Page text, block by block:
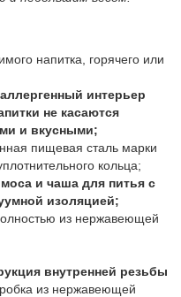
напитка, горячего или
интерьер
не касаются
и вкусными;
пищевая сталь марки
кольца;
и чаша для питья с
изоляцией;
из нержавеющей
внутренней резьбы
из нержавеющей